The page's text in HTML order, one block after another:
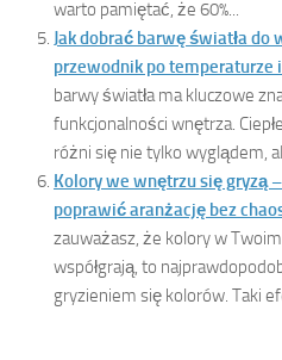
warto pamiętać, że 60%...
Jak dobrać barwę światła do
przewodnik po temperaturze
barwy światła ma kluczowe
funkcjonalności wnętrza.
różni się nie tylko wyglądem,
Kolory we wnętrzu się gryzą
poprawić aranżację bez
zauważasz, że kolory w
współgrają, to
gryzieniem się kolorów. Taki